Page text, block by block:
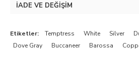
İADE VE DEĞIŞIM
Etiketler: Temptress White Silver
Dove Gray
Buccaneer Barossa